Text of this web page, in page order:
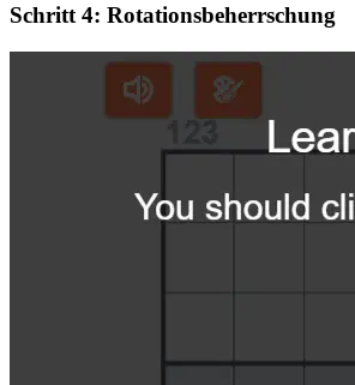
Schritt 4: Rotationsbeherrschung